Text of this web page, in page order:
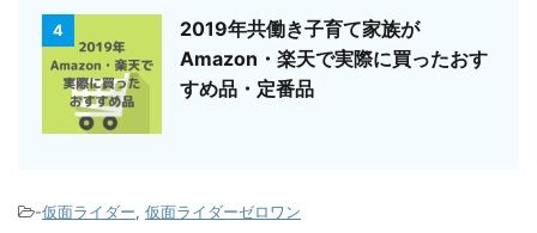
4
2019年共働き子育て家族が
Amazon・楽天で実際に買ったおす
すめ品・定番品
-仮面ライダー, 仮面ライダーゼロワン